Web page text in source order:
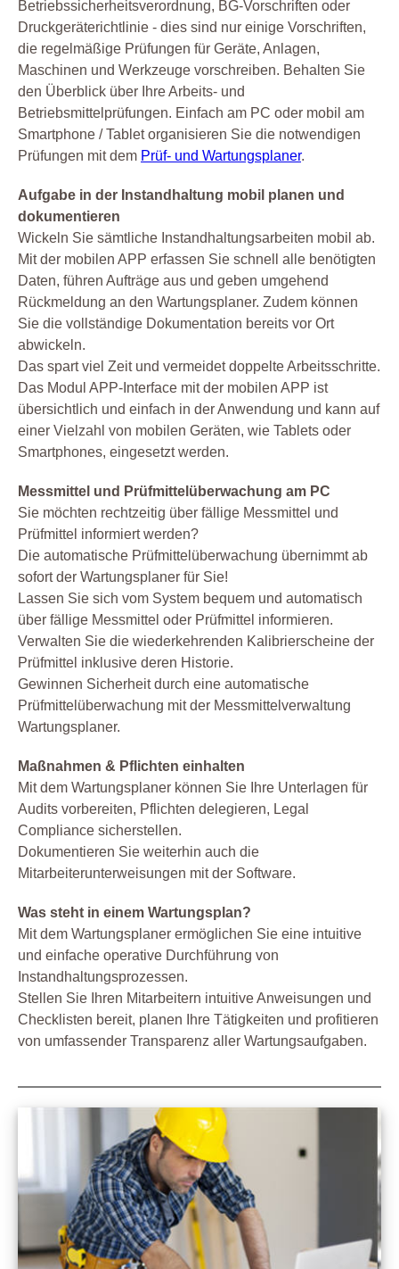
Betriebssicherheitsverordnung, BG-Vorschriften oder
Druckgeräterichtlinie - dies sind nur einige Vorschriften,
die regelmäßige Prüfungen für Geräte, Anlagen,
Maschinen und Werkzeuge vorschreiben. Behalten Sie
den Überblick über Ihre Arbeits- und
Betriebsmittelprüfungen. Einfach am PC oder mobil am
Smartphone / Tablet organisieren Sie die notwendigen
Prüfungen mit dem Prüf- und Wartungsplaner.
Aufgabe in der Instandhaltung mobil planen und
dokumentieren
Wickeln Sie sämtliche Instandhaltungsarbeiten mobil ab.
Mit der mobilen APP erfassen Sie schnell alle benötigten
Daten, führen Aufträge aus und geben umgehend
Rückmeldung an den Wartungsplaner. Zudem können
Sie die vollständige Dokumentation bereits vor Ort
abwickeln.
Das spart viel Zeit und vermeidet doppelte Arbeitsschritte.
Das Modul APP-Interface mit der mobilen APP ist
übersichtlich und einfach in der Anwendung und kann auf
einer Vielzahl von mobilen Geräten, wie Tablets oder
Smartphones, eingesetzt werden.
Messmittel und Prüfmittelüberwachung am PC
Sie möchten rechtzeitig über fällige Messmittel und
Prüfmittel informiert werden?
Die automatische Prüfmittelüberwachung übernimmt ab
sofort der Wartungsplaner für Sie!
Lassen Sie sich vom System bequem und automatisch
über fällige Messmittel oder Prüfmittel informieren.
Verwalten Sie die wiederkehrenden Kalibrierscheine der
Prüfmittel inklusive deren Historie.
Gewinnen Sicherheit durch eine automatische
Prüfmittelüberwachung mit der Messmittelverwaltung
Wartungsplaner.
Maßnahmen & Pflichten einhalten
Mit dem Wartungsplaner können Sie Ihre Unterlagen für
Audits vorbereiten, Pflichten delegieren, Legal
Compliance sicherstellen.
Dokumentieren Sie weiterhin auch die
Mitarbeiterunterweisungen mit der Software.
Was steht in einem Wartungsplan?
Mit dem Wartungsplaner ermöglichen Sie eine intuitive
und einfache operative Durchführung von
Instandhaltungsprozessen.
Stellen Sie Ihren Mitarbeitern intuitive Anweisungen und
Checklisten bereit, planen Ihre Tätigkeiten und profitieren
von umfassender Transparenz aller Wartungsaufgaben.